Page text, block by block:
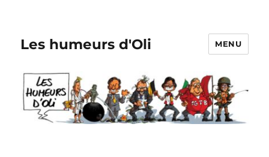
Les humeurs d'Oli MENU